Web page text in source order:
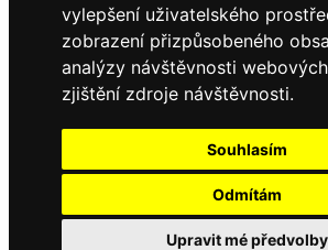
vylepšení uživatelského
zobrazení přizpůsobeného
analýzy návštěvnosti
zjištění zdroje návštěvnosti.
Souhlasím
Odmítám
Upravit mé předvolby